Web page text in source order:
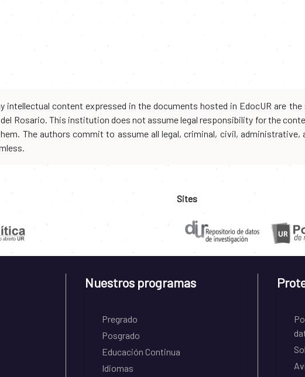
intellectual content expressed in the documents hosted in EdocUR are
Rosario. This institution does not assume legal responsibility for the
The authors commit to assume all legal, criminal, civil,
Sites
Nuestros programas
Pregrado
Posgrado
Educación Continua
Idiomas